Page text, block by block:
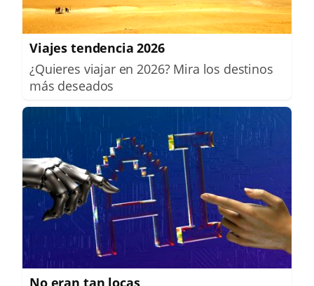
Viajes tendencia 2026
¿Quieres viajar en 2026? Mira los destinos
más deseados